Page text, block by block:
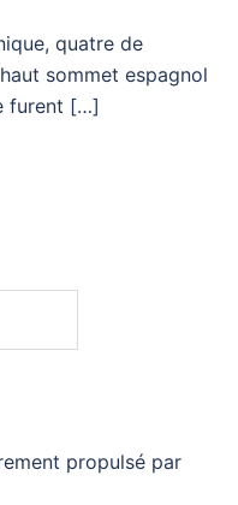
quatre de
sommet espagnol
furent […]
propulsé par